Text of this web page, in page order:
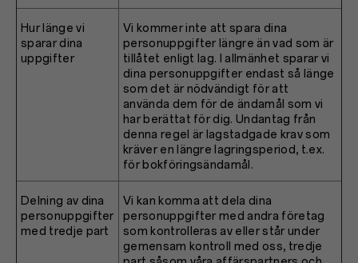
Hur länge vi
sparar dina
uppgifter
Vi kommer inte att spara dina
personuppgifter längre än vad som är
tillåtet enligt lag. I allmänhet sparar vi
dina personuppgifter endast så länge
som det är nödvändigt för att
använda dem för de ändamål som vi
har berättat för dig. Undantag från
denna regel är lagstadgade krav som
kräver en längre lagringsperiod, t.ex.
för bokföringsändamål.
Delning av dina
personuppgifter
med tredje part
Vi kan komma att dela dina
personuppgifter med andra företag
som kontrolleras av eller står under
gemensam kontroll med oss, tredje